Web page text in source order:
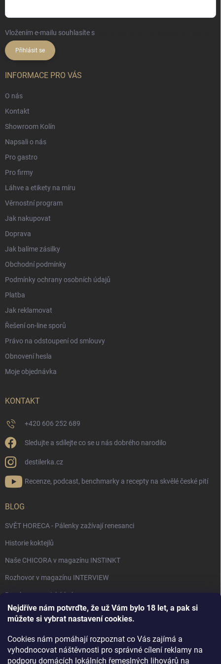
Nejdříve nám potvrďte, že už Vám bylo 18 let, a pak si
můžete si vybrat nastavení cookies.
Cookies nám pomáhají rozpoznat co Vás zajímá a
vyhodnocovat náštěvnosti pro správné cílení reklamy na
podporu domácích lokálních řemeslných lihovárů na
Vložením e-mailu souhlasíte s
Přihlásit se
INFORMACE PRO VÁS
O nás
Kontakt
Showroom Kolín
Napsali o nás
Pro gastro
Pro firmy
Láhve a etikety na míru
Věrnostní program
Jak nakupovat
Doprava
Jak balíme zásilky
Obchodní podmínky
Podmínky ochrany osobních údajů
Platba
Jak reklamovat
Řešení on-line sporů
Právo na odstoupení od smlouvy
Obnovení hesla
Moje objednávka
KONTAKT
+420 606 252 689
Sledujte a sdílejte co se u nás dobrého narodilo
destilerka.cz
Recenze, podcast, benchmarky a recepty na skvělé české pití
BLOG
SVĚT HORECA - Pálenky zažívají renesanci
Historie koktejlů
Naše CHICORA v magazínu INSTINKT
Rozhovor v magazínu INTERVIEW
Bourbon, americká krása.
Napsali v TÝDNU o naší práci
Rozhovor s DESTILERKA.CZ v magazínu DRINKING-CAT